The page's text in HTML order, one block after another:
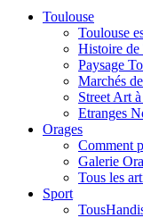
Toulouse
Toulouse
Histoire de
Paysage
Marchés
Street Art
Etranges
Orages
Comment
Galerie
Tous les
Sport
Tous